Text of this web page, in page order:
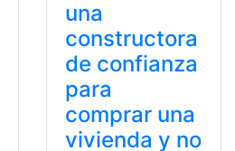
una
constructora
de confianza
para
comprar una
vivienda y no